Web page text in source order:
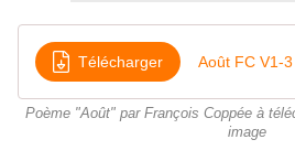
Télécharger Août FC V1-
Poème "Août" par François Coppée à
image